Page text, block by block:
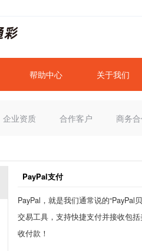
帮助中心 关于我们
企业资质 合作客户 商务
PayPal支付
PayPal，就是我们通常说的
交易工具，支持快捷支付并接收包
收付款！